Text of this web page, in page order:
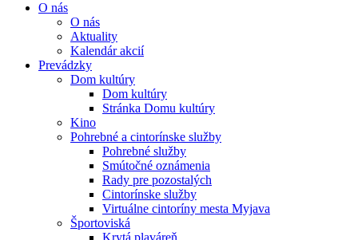
O nás
O nás
Aktuality
Kalendár akcií
Prevádzky
Dom kultúry
Dom kultúry
Stránka Domu kultúry
Kino
Pohrebné a cintorínske služby
Pohrebné služby
Smútočné oznámenia
Rady pre pozostalých
Cintorínske služby
Virtuálne cintoríny mesta Myjava
Športoviská
Krytá plaváreň